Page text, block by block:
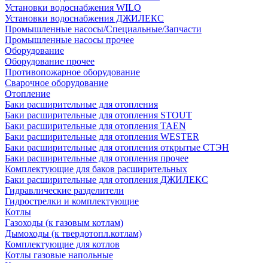
Установки водоснабжения WILO
Установки водоснабжения ДЖИЛЕКС
Промышленные насосы/Специальные/Запчасти
Промышленные насосы прочее
Оборудование
Оборудование прочее
Противопожарное оборудование
Сварочное оборудование
Отопление
Баки расширительные для отопления
Баки расширительные для отопления STOUT
Баки расширительные для отопления TAEN
Баки расширительные для отопления WESTER
Баки расширительные для отопления открытые СТЭН
Баки расширительные для отопления прочее
Комплектующие для баков расширительных
Баки расширительные для отопления ДЖИЛЕКС
Гидравлические разделители
Гидрострелки и комплектующие
Котлы
Газоходы (к газовым котлам)
Дымоходы (к твердотопл.котлам)
Комплектующие для котлов
Котлы газовые напольные